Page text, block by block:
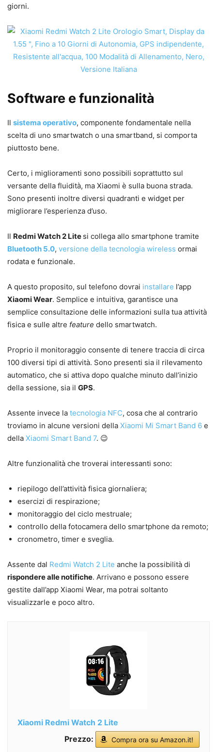
giorni.
Software e funzionalità
Il sistema operativo, componente fondamentale nella
scelta di uno smartwatch o una smartband, si comporta
piuttosto bene.
Certo, i miglioramenti sono possibili soprattutto sul
versante della fluidità, ma Xiaomi è sulla buona strada.
Sono presenti inoltre diversi quadranti e widget per
migliorare l’esperienza d’uso.
Il Redmi Watch 2 Lite si collega allo smartphone tramite
Bluetooth 5.0, versione della tecnologia wireless ormai
rodata e funzionale.
A questo proposito, sul telefono dovrai installare l’app
Xiaomi Wear. Semplice e intuitiva, garantisce una
semplice consultazione delle informazioni sulla tua attività
fisica e sulle altre feature dello smartwatch.
Proprio il monitoraggio consente di tenere traccia di circa
100 diversi tipi di attività. Sono presenti sia il rilevamento
automatico, che si attiva dopo qualche minuto dall’inizio
della sessione, sia il GPS.
Assente invece la tecnologia NFC, cosa che al contrario
troviamo in alcune versioni della Xiaomi Mi Smart Band 6 e
della Xiaomi Smart Band 7. 😉
Altre funzionalità che troverai interessanti sono:
riepilogo dell’attività fisica giornaliera;
esercizi di respirazione;
monitoraggio del ciclo mestruale;
controllo della fotocamera dello smartphone da remoto;
cronometro, timer e sveglia.
Assente dal Redmi Watch 2 Lite anche la possibilità di
rispondere alle notifiche. Arrivano e possono essere
gestite dall’app Xiaomi Wear, ma potrai soltanto
visualizzarle e poco altro.
Xiaomi Redmi Watch 2 Lite
Prezzo:
Compra ora su Amazon.it!